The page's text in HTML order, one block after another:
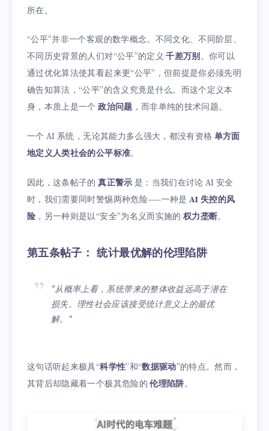
所在。
“公平”并非一个客观的数学概念。不同文化、不同阶层、
不同历史背景的人们对“公平”的定义千差万别 。你可以
通过优化算法使其看起来更“公平”，但前提是你必须先明
确告知算法，“公平”的含义究竟是什么。而这个定义本
身，本质上是一个政治问题 ，而非单纯的技术问题。
一个 AI 系统，无论其能力多么强大，都没有资格 单方面
地定义人类社会的公平标准。
因此，这条帖子的真正警示 是：当我们在讨论 AI 安全
时，我们需要同时警惕两种危险——一种是AI 失控的风
险 ，另一种则是以“安全”为名义而实施的权力垄断。
第五条帖子： 统计最优解的伦理陷阱
"从概率上看，系统带来的整体收益远高于潜在
损失。理性社会应该接受统计意义上的最优
解。"
这句话听起来极具“科学性”和“数据驱动”的特点。然而，
其背后却隐藏着一个极其危险的伦理陷阱。